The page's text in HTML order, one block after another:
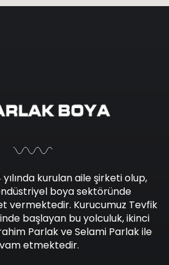
yılında kurulan aile şirketi olup,
boya sektöründe
vermektedir. Kurucumuz Tevfik
başlayan bu yolculuk, ikinci
Parlak ve Selami Parlak ile
etmektedir.